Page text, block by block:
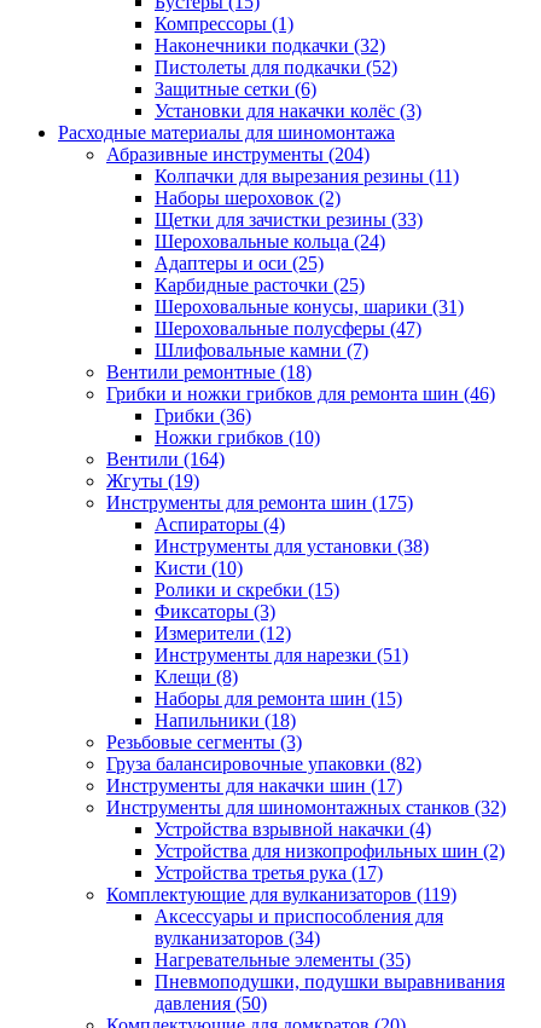
Компрессоры (1)
Наконечники подкачки (32)
Пистолеты для подкачки (52)
Защитные сетки (6)
Установки для накачки колёс (3)
Расходные материалы для шиномонтажа
Абразивные инструменты (204)
Колпачки для вырезания резины (11)
Наборы шероховок (2)
Щетки для зачистки резины (33)
Шероховальные кольца (24)
Адаптеры и оси (25)
Карбидные расточки (25)
Шероховальные конусы, шарики (31)
Шероховальные полусферы (47)
Шлифовальные камни (7)
Вентили ремонтные (18)
Грибки и ножки грибков для ремонта шин (46)
Грибки (36)
Ножки грибков (10)
Вентили (164)
Жгуты (19)
Инструменты для ремонта шин (175)
Аспираторы (4)
Инструменты для установки (38)
Кисти (10)
Ролики и скребки (15)
Фиксаторы (3)
Измерители (12)
Инструменты для нарезки (51)
Клещи (8)
Наборы для ремонта шин (15)
Напильники (18)
Резьбовые сегменты (3)
Груза балансировочные упаковки (82)
Инструменты для накачки шин (17)
Инструменты для шиномонтажных станков (32)
Устройства взрывной накачки (4)
Устройства для низкопрофильных шин (2)
Устройства третья рука (17)
Комплектующие для вулканизаторов (119)
Аксессуары и приспособления для
вулканизаторов (34)
Нагревательные элементы (35)
Пневмоподушки, подушки выравнивания
давления (50)